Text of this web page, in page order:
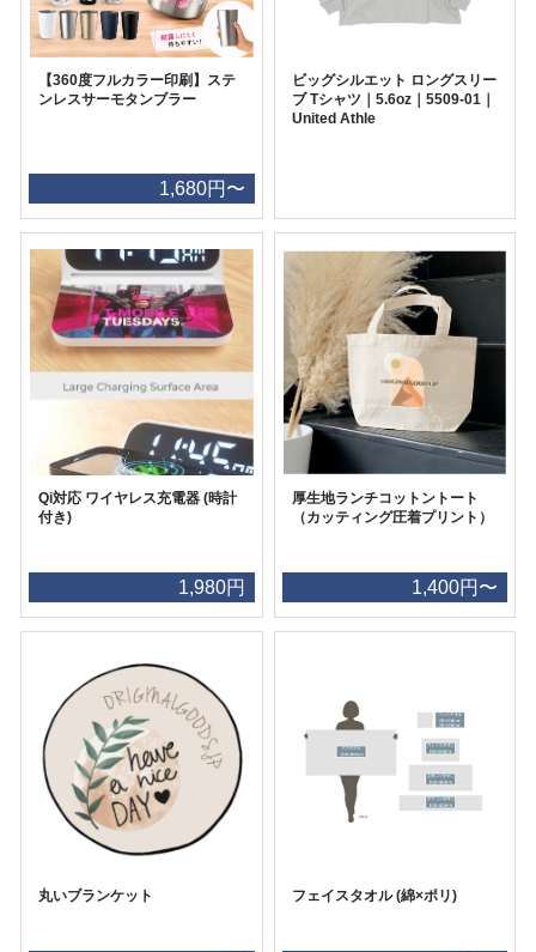
【360度フルカラー印刷】ステ
ンレスサーモタンブラー
1,680円〜
ビッグシルエット ロングスリー
ブ Tシャツ｜5.6oz｜5509-01｜
United Athle
Qi対応 ワイヤレス充電器 (時計
付き)
1,980円
厚生地ランチコットントート
（カッティング圧着プリント）
1,400円〜
丸いブランケット フェイスタオル (綿×ポリ)